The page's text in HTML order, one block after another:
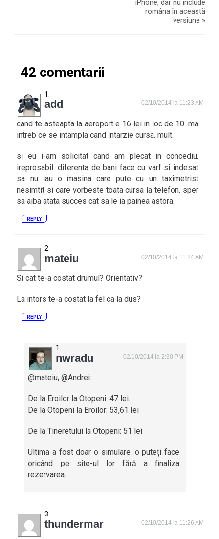
iPhone, dar nu include
româna în această
versiune »
42 comentarii
add 02/10/2014 la 11:23 AM
cand te asteapta la aeroport e 16 lei in loc de 10. ma
intreb ce se intampla cand intarzie cursa. mult.
si eu i-am solicitat cand am plecat in concediu.
ireprosabil. diferenta de bani face cu varf si indesat
sa nu iau o masina care pute cu un taximetrist
nesimtit si care vorbeste toata cursa la telefon. sper
sa aiba atata succes cat sa le ia painea astora.
REPLY
mateiu 02/10/2014 la 11:24 AM
Si cat te-a costat drumul? Orientativ?
La intors te-a costat la fel ca la dus?
REPLY
nwradu 02/10/2014 la 2:30 PM
@mateiu, @Andrei:
De la Eroilor la Otopeni: 47 lei.
De la Otopeni la Eroilor: 53,61 lei
De la Tineretului la Otopeni: 51 lei
Ultima a fost doar o simulare, o puteți face
oricând pe site-ul lor fără a finaliza
rezervarea.
thundermar 02/10/2014 la 11:26 AM